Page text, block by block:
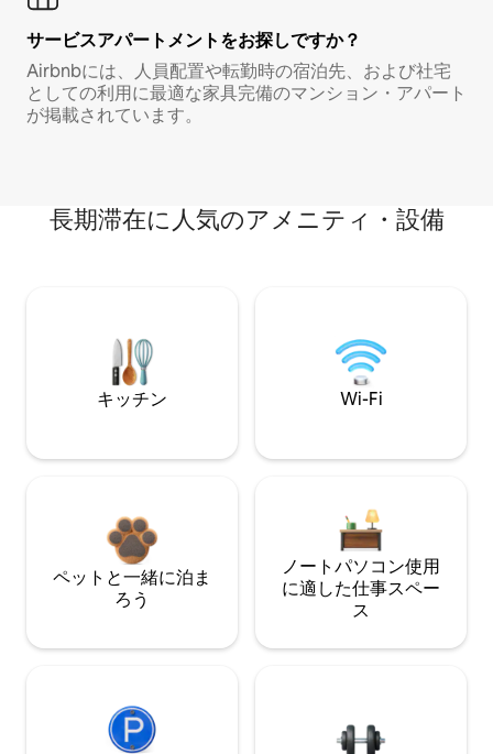
サービスアパートメントをお探しですか？
Airbnbには、人員配置や転勤時の宿泊先、および社宅
としての利用に最適な家具完備のマンション・アパート
が掲載されています。
長期滞在に人気のアメニティ・設備
キッチン Wi-Fi
ペットと一緒に泊ま
ろう
ノートパソコン使用
に適した仕事スペー
ス